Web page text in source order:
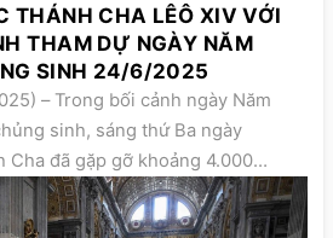
THÁNH CHA LÊÔ XIV VỚI
THAM DỰ NGÀY NĂM
SINH 24/6/2025
– Trong bối cảnh ngày Năm
sinh, sáng thứ Ba ngày
đã gặp gỡ khoảng 4.000
Đền thờ Thánh Phêrô. Ngài mời
thành trong đời sống nhân